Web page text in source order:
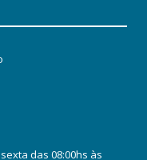
das 08:00hs às